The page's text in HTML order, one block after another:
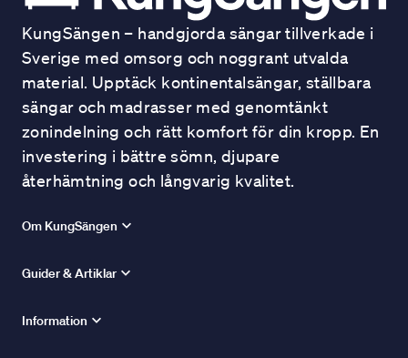
KungSängen – handgjorda sängar tillverkade i
Sverige med omsorg och noggrant utvalda
material. Upptäck kontinentalsängar, ställbara
sängar och madrasser med genomtänkt
zonindelning och rätt komfort för din kropp. En
investering i bättre sömn, djupare
återhämtning och långvarig kvalitet.
Om KungSängen
Guider & Artiklar
Information